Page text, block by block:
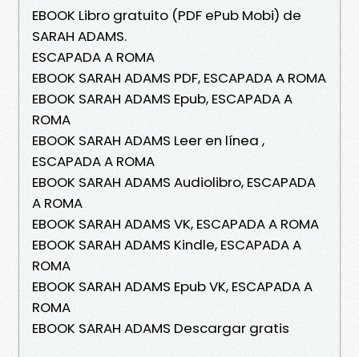
EBOOK Libro gratuito (PDF ePub Mobi) de
SARAH ADAMS.
ESCAPADA A ROMA
EBOOK SARAH ADAMS PDF, ESCAPADA A ROMA
EBOOK SARAH ADAMS Epub, ESCAPADA A
ROMA
EBOOK SARAH ADAMS Leer en línea ,
ESCAPADA A ROMA
EBOOK SARAH ADAMS Audiolibro, ESCAPADA
A ROMA
EBOOK SARAH ADAMS VK, ESCAPADA A ROMA
EBOOK SARAH ADAMS Kindle, ESCAPADA A
ROMA
EBOOK SARAH ADAMS Epub VK, ESCAPADA A
ROMA
EBOOK SARAH ADAMS Descargar gratis